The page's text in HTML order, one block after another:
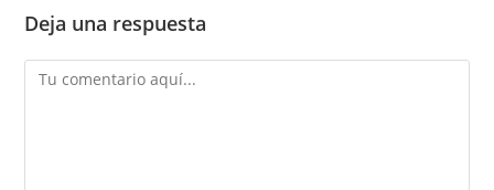
Deja una respuesta